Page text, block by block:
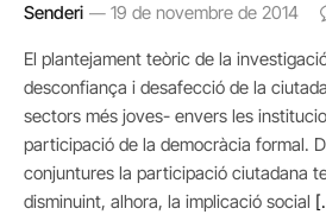
Senderi 19 de novembre de 2014
El plantejament teòric de la
desconfiança i desafecció de la
sectors més joves- envers les
participació de la democràcia formal.
conjuntures la participació ciutadana
disminuint, alhora, la implicació social